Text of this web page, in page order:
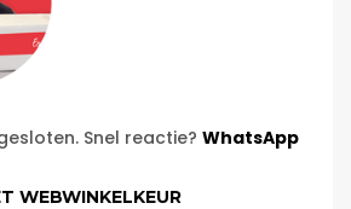
Snel reactie? WhatsApp
WEBWINKELKEUR